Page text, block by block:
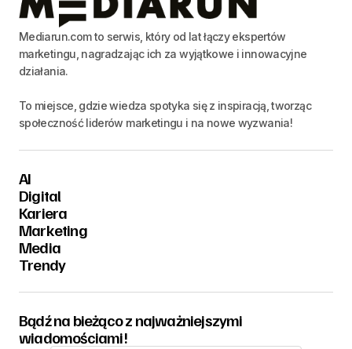
Mediarun.com to serwis, który od lat łączy ekspertów
marketingu, nagradzając ich za wyjątkowe i innowacyjne
działania.
To miejsce, gdzie wiedza spotyka się z inspiracją, tworząc
społeczność liderów marketingu i na nowe wyzwania!
AI
Digital
Kariera
Marketing
Media
Trendy
Bądź na bieżąco z najważniejszymi
wiadomościami!